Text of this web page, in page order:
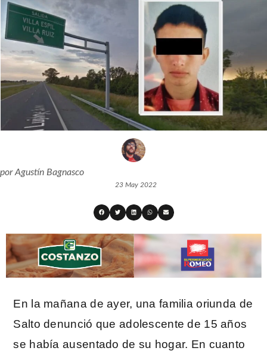
porAgustín Bagnasco
23 May 2022
En la mañana de ayer, una familia oriunda de
Salto denunció que adolescente de 15 años
se había ausentado de su hogar. En cuanto